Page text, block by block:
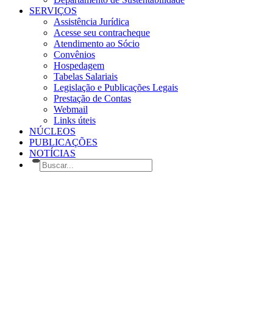
SERVIÇOS
Assistência Jurídica
Acesse seu contracheque
Atendimento ao Sócio
Convênios
Hospedagem
Tabelas Salariais
Legislação e Publicações Legais
Prestação de Contas
Webmail
Links úteis
NÚCLEOS
PUBLICAÇÕES
NOTÍCIAS